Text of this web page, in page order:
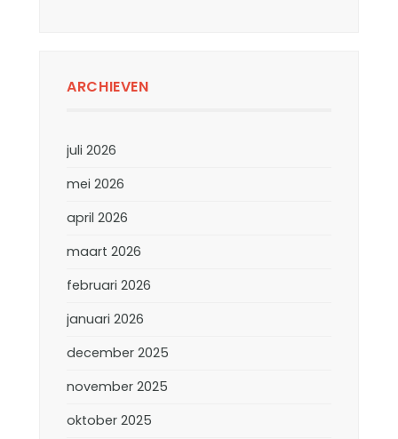
ARCHIEVEN
juli 2026
mei 2026
april 2026
maart 2026
februari 2026
januari 2026
december 2025
november 2025
oktober 2025